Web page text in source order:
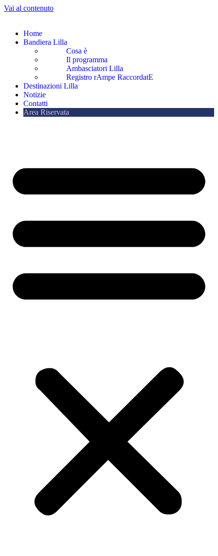
Vai al contenuto
Home
Bandiera Lilla
Cosa è
Il programma
Ambasciatori Lilla
Registro rAmpe RaccordatE
Destinazioni Lilla
Notizie
Contatti
Area Riservata